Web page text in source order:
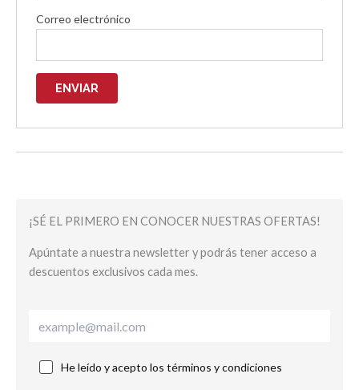
Correo electrónico
¡SÉ EL PRIMERO EN CONOCER NUESTRAS OFERTAS!
Apúntate a nuestra newsletter y podrás tener acceso a
descuentos exclusivos cada mes.
He leído y acepto los términos y condiciones